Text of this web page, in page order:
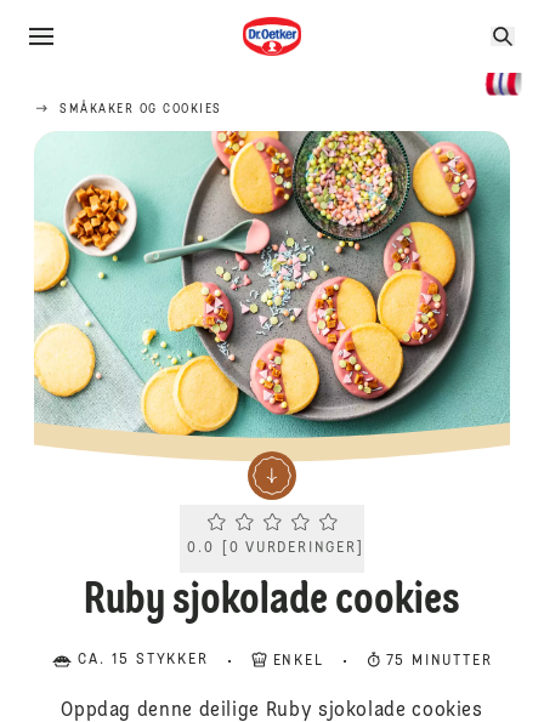
SMÅKAKER OG COOKIES
Current rating 0.0. Click to rate.
0.0 0 VURDERINGER
Ruby sjokolade cookies
CA. 15 STYKKER ENKEL 75 MINUTTER
Oppdag denne deilige Ruby sjokolade cookies